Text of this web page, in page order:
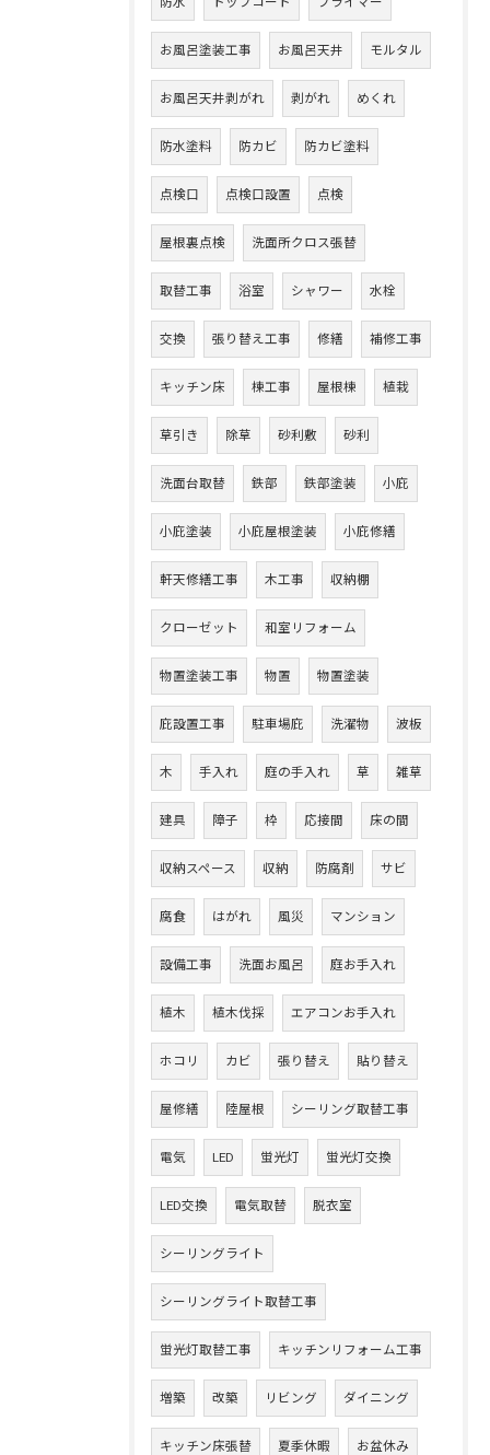
お風呂塗装工事 お風呂天井 モルタル
お風呂天井剥がれ 剥がれ めくれ
防水塗料 防カビ 防カビ塗料
点検口 点検口設置 点検
屋根裏点検 洗面所クロス張替
取替工事 浴室 シャワー 水栓
交換 張り替え工事 修繕 補修工事
キッチン床 棟工事 屋根棟 植栽
草引き 除草 砂利敷 砂利
洗面台取替 鉄部 鉄部塗装 小庇
小庇塗装 小庇屋根塗装 小庇修繕
軒天修繕工事 木工事 収納棚
クローゼット 和室リフォーム
物置塗装工事 物置 物置塗装
庇設置工事 駐車場庇 洗濯物 波板
木 手入れ 庭の手入れ 草 雑草
建具 障子 枠 応接間 床の間
収納スペース 収納 防腐剤 サビ
腐食 はがれ 風災 マンション
設備工事 洗面お風呂 庭お手入れ
植木 植木伐採 エアコンお手入れ
ホコリ カビ 張り替え 貼り替え
屋修繕 陸屋根 シーリング取替工事
電気 LED 蛍光灯 蛍光灯交換
LED交換 電気取替 脱衣室
シーリングライト
シーリングライト取替工事
蛍光灯取替工事 キッチンリフォーム工事
増築 改築 リビング ダイニング
キッチン床張替 夏季休暇 お盆休み